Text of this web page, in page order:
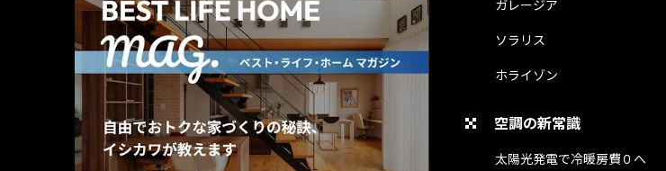
ガレージア
ソラリス
ホライゾン
空調の新常識
太陽光発電で冷暖房費０へ